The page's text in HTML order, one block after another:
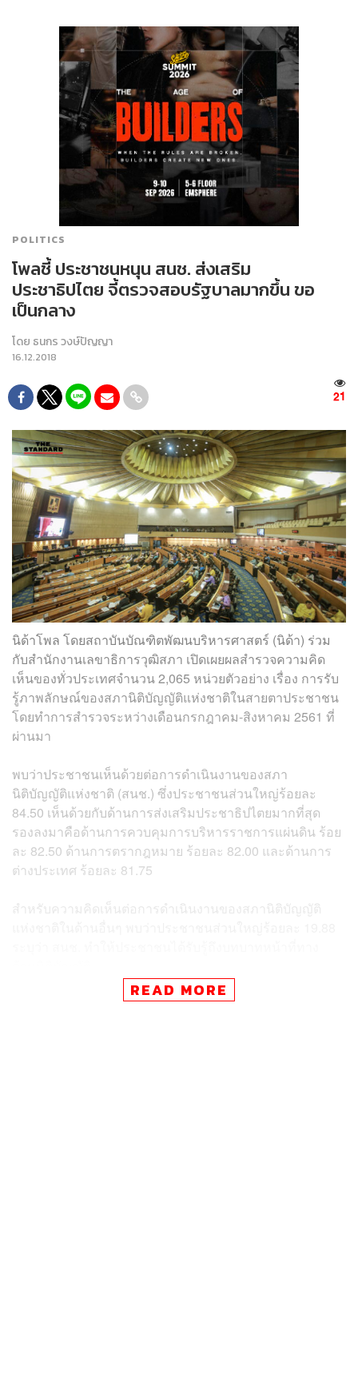
POLITICS
โพลชี้ ประชาชนหนุน สนช. ส่งเสริม
ประชาธิปไตย จี้ตรวจสอบรัฐบาลมากขึ้น ขอ
เป็นกลาง
โดย ธนกร วงษ์ปัญญา
16.12.2018
21
นิด้าโพล โดยสถาบันบัณฑิตพัฒนบริหารศาสตร์ (นิด้า) ร่วม
กับสำนักงานเลขาธิการวุฒิสภา เปิดเผยผลสำรวจความคิด
เห็นของทั่วประเทศจำนวน 2,065 หน่วยตัวอย่าง เรื่อง การรับ
รู้ภาพลักษณ์ของสภานิติบัญญัติแห่งชาติในสายตาประชาชน
โดยทำการสำรวจระหว่างเดือนกรกฎาคม-สิงหาคม 2561 ที่
ผ่านมา
พบว่าประชาชนเห็นด้วยต่อการดำเนินงานของสภา
นิติบัญญัติแห่งชาติ (สนช.) ซึ่งประชาชนส่วนใหญ่ร้อยละ
84.50 เห็นด้วยกับด้านการส่งเสริมประชาธิปไตยมากที่สุด
รองลงมาคือด้านการควบคุมการบริหารราชการแผ่นดิน ร้อย
ละ 82.50 ด้านการตรากฎหมาย ร้อยละ 82.00 และด้านการ
ต่างประเทศ ร้อยละ 81.75
สำหรับความคิดเห็นต่อการดำเนินงานของสภานิติบัญญัติ
ร้อยละ 13.25 ระบุว่าควรเพิ่มช่องทางประชาสัมพันธ์ข้อมูล
READ MORE